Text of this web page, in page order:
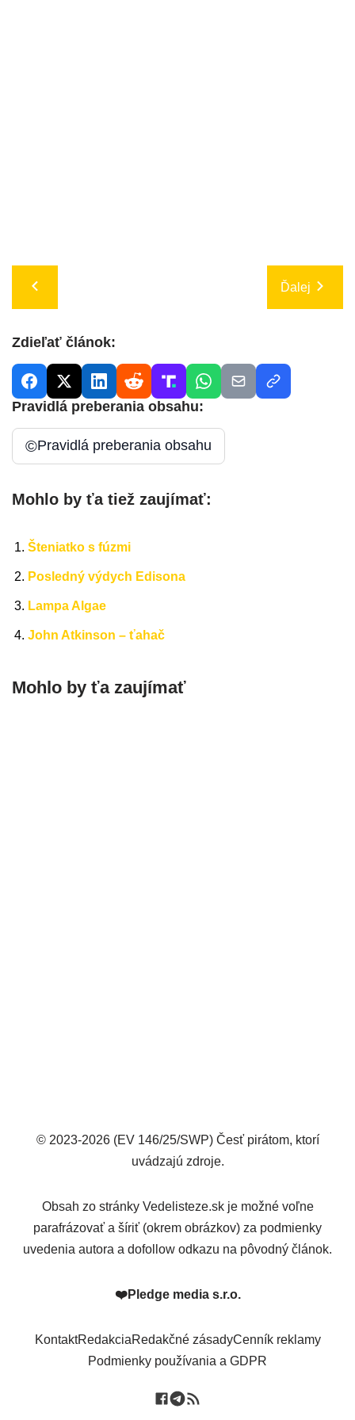
Ďalej
Zdieľať článok:
Pravidlá preberania obsahu:
©Pravidlá preberania obsahu
Mohlo by ťa tiež zaujímať:
Šteniatko s fúzmi
Posledný výdych Edisona
Lampa Algae
John Atkinson – ťahač
Mohlo by ťa zaujímať
© 2023-2026 (EV 146/25/SWP) Česť pirátom, ktorí
uvádzajú zdroje.
Obsah zo stránky Vedelisteze.sk je možné voľne
parafrázovať a šíriť (okrem obrázkov) za podmienky
uvedenia autora a dofollow odkazu na pôvodný článok.
❤️Pledge media s.r.o.
KontaktRedakciaRedakčné zásadyCenník reklamy
Podmienky používania a GDPR